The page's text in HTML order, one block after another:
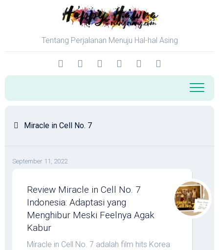
Tentang Perjalanan Menuju Hal-hal Asing
Miracle in Cell No. 7
September 11, 2022
Review Miracle in Cell No. 7
Indonesia: Adaptasi yang
Menghibur Meski Feelnya Agak
Kabur
Miracle in Cell No. 7 adalah film hits Korea